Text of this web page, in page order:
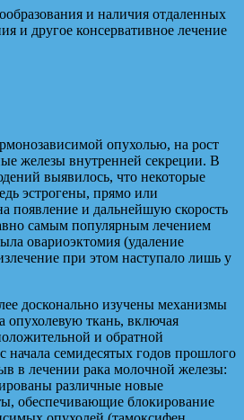
и наличия отдаленных
и другое консервативное лечение
опухолью, на рост
железы внутренней секреции. В
выявилось, что некоторые
эстрогены, прямо или
появление и дальнейшую скорость
самым популярным лечением
овариоэктомия (удаление
при этом наступало лишь у
досконально изучены механизмы
опухолевую ткань, включая
и обратной
начала семидесятых годов прошлого
в лечении рака молочной железы:
различные новые
обеспечивающие блокирование